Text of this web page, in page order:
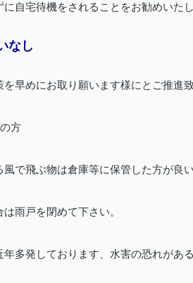
自宅待機をされることをお勧めいたし
なし
早めにお取り願います様にとご推進致
方
で飛ぶ物は倉庫等に保管した方が良い
雨戸を閉めて下さい。
多発しております、水害の恐れがあ